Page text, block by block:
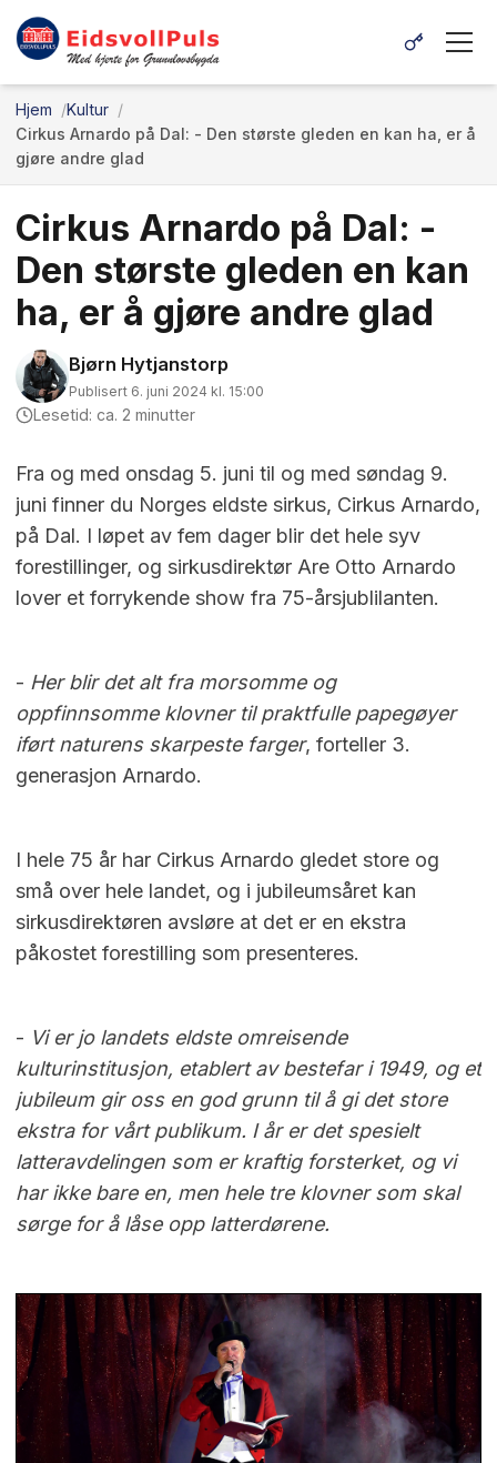
Hjem
Kultur
Cirkus Arnardo på Dal: - Den største gleden en kan ha, er å
gjøre andre glad
Cirkus Arnardo på Dal: -
Den største gleden en kan
ha, er å gjøre andre glad
Bjørn Hytjanstorp
Publisert 6. juni 2024 kl. 15:00
Lesetid: ca. 2 minutter
Fra og med onsdag 5. juni til og med søndag 9.
juni finner du Norges eldste sirkus, Cirkus Arnardo,
på Dal. I løpet av fem dager blir det hele syv
forestillinger, og sirkusdirektør Are Otto Arnardo
lover et forrykende show fra 75-årsjublilanten.
- Her blir det alt fra morsomme og
oppfinnsomme klovner til praktfulle papegøyer
iført naturens skarpeste farger, forteller 3.
generasjon Arnardo.
I hele 75 år har Cirkus Arnardo gledet store og
små over hele landet, og i jubileumsåret kan
sirkusdirektøren avsløre at det er en ekstra
påkostet forestilling som presenteres.
- Vi er jo landets eldste omreisende
kulturinstitusjon, etablert av bestefar i 1949, og et
jubileum gir oss en god grunn til å gi det store
ekstra for vårt publikum. I år er det spesielt
latteravdelingen som er kraftig forsterket, og vi
har ikke bare en, men hele tre klovner som skal
sørge for å låse opp latterdørene.